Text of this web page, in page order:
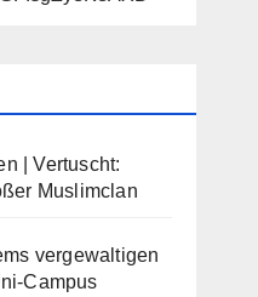
| Vertuscht:
Muslimclan
vergewaltigen
Campus